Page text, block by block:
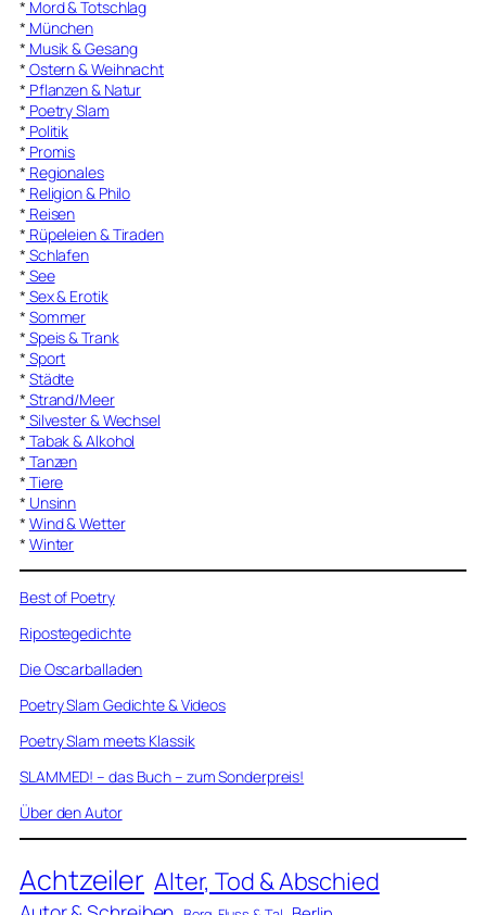
* Mord & Totschlag
* München
* Musik & Gesang
* Ostern & Weihnacht
* Pflanzen & Natur
* Poetry Slam
* Politik
* Promis
* Regionales
* Religion & Philo
* Reisen
* Rüpeleien & Tiraden
* Schlafen
* See
* Sex & Erotik
* Sommer
* Speis & Trank
* Sport
* Städte
* Strand/Meer
* Silvester & Wechsel
* Tabak & Alkohol
* Tanzen
* Tiere
* Unsinn
* Wind & Wetter
* Winter
Best of Poetry
Ripostegedichte
Die Oscarballaden
Poetry Slam Gedichte & Videos
Poetry Slam meets Klassik
SLAMMED! – das Buch – zum Sonderpreis!
Über den Autor
Achtzeiler Alter, Tod & Abschied